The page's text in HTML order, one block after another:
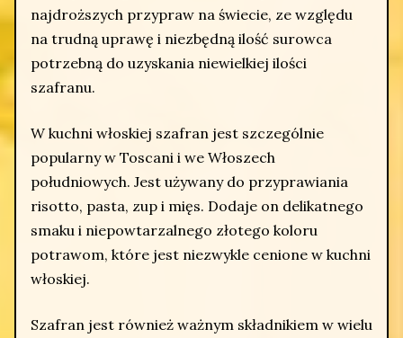
najdroższych przypraw na świecie, ze względu
na trudną uprawę i niezbędną ilość surowca
potrzebną do uzyskania niewielkiej ilości
szafranu.
W kuchni włoskiej szafran jest szczególnie
popularny w Toscani i we Włoszech
południowych. Jest używany do przyprawiania
risotto, pasta, zup i mięs. Dodaje on delikatnego
smaku i niepowtarzalnego złotego koloru
potrawom, które jest niezwykle cenione w kuchni
włoskiej.
Szafran jest również ważnym składnikiem w wielu